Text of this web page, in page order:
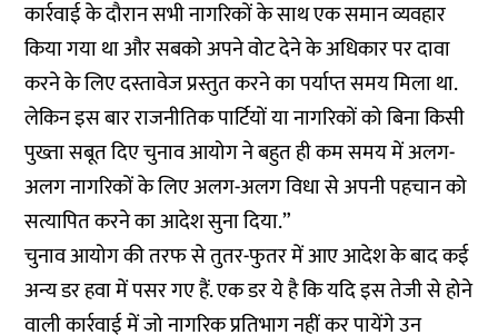
कार्रवाई के दौरान सभी नागरिकों के साथ एक समान व्यवहार
किया गया था और सबको अपने वोट देने के अधिकार पर दावा
करने के लिए दस्तावेज प्रस्तुत करने का पर्याप्त समय मिला था.
लेकिन इस बार राजनीतिक पार्टियों या नागरिकों को बिना किसी
पुख्ता सबूत दिए चुनाव आयोग ने बहुत ही कम समय में अलग-
अलग नागरिकों के लिए अलग-अलग विधा से अपनी पहचान को
सत्यापित करने का आदेश सुना दिया.”
चुनाव आयोग की तरफ से तुतर-फुतर में आए आदेश के बाद कई
अन्य डर हवा में पसर गए हैं. एक डर ये है कि यदि इस तेजी से होने
वाली कार्रवाई में जो नागरिक प्रतिभाग नहीं कर पायेंगे उन